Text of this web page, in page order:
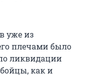
уже из
плечами было
ликвидации
как и